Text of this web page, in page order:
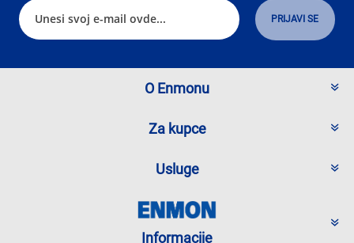
O Enmonu
Za kupce
Usluge
Informacije